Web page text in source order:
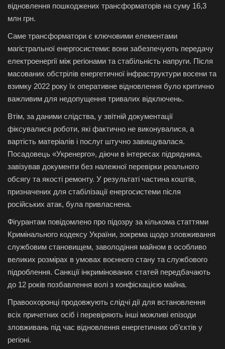
відновлення пошкоджених трансформаторів на суму 16,3
млн грн.
Саме трансформатори є ключовими елементами
магістральної енергосистеми: вони забезпечують передачу
електроенергії між регіонами та стабільність напруги. Після
масованих обстрілів енергетичної інфраструктури восени та
взимку 2022 року їх оперативне відновлення було критично
важливим для недопущення тривалих відключень.
Втім, за даними слідства, у звітній документації
фіксувалися роботи, які фактично не виконувалися, а
вартість матеріалів і послуг штучно завищувалася.
Посадовець «Укренерго», діючи в інтересах підрядника,
завізував документи без належної перевірки реального
обсягу та якості ремонту. У результаті частина коштів,
призначених для стабілізації енергосистеми після
російських атак, була привласнена.
Фігурантам повідомлено про підозру за кількома статтями
Кримінального кодексу України, зокрема щодо зловживання
службовим становищем, заволодіння майном в особливо
великих розмірах в умовах воєнного стану та службового
підроблення. Санкції інкримінованих статей передбачають
до 12 років позбавлення волі з конфіскацією майна.
Правоохоронці продовжують слідчі дії для встановлення
всіх причетних осіб і перевіряють інші можливі епізоди
зловживань під час відновлення енергетичних об’єктів у
регіоні.